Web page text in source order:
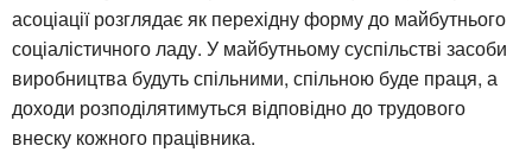
асоціації розглядає як перехідну форму до майбутнього
соціалістичного ладу. У майбутньому суспільстві засоби
виробництва будуть спільними, спільною буде праця, а
доходи розподілятимуться відповідно до трудового
внеску кожного працівника.